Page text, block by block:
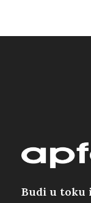
Budi u toku